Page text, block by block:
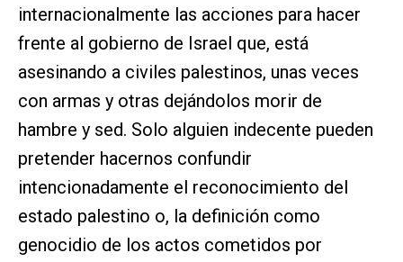
internacionalmente las acciones para hacer
frente al gobierno de Israel que, está
asesinando a civiles palestinos, unas veces
con armas y otras dejándolos morir de
hambre y sed. Solo alguien indecente pueden
pretender hacernos confundir
intencionadamente el reconocimiento del
estado palestino o, la definición como
genocidio de los actos cometidos por